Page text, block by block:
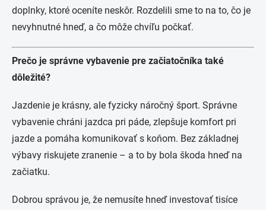
doplnky, ktoré oceníte neskôr. Rozdelili sme to na to, čo je
nevyhnutné hneď, a čo môže chvíľu počkať.
Prečo je správne vybavenie pre začiatočníka také
dôležité?
Jazdenie je krásny, ale fyzicky náročný šport. Správne
vybavenie chráni jazdca pri páde, zlepšuje komfort pri
jazde a pomáha komunikovať s koňom. Bez základnej
výbavy riskujete zranenie – a to by bola škoda hneď na
začiatku.
Dobrou správou je, že nemusíte hneď investovať tisíce